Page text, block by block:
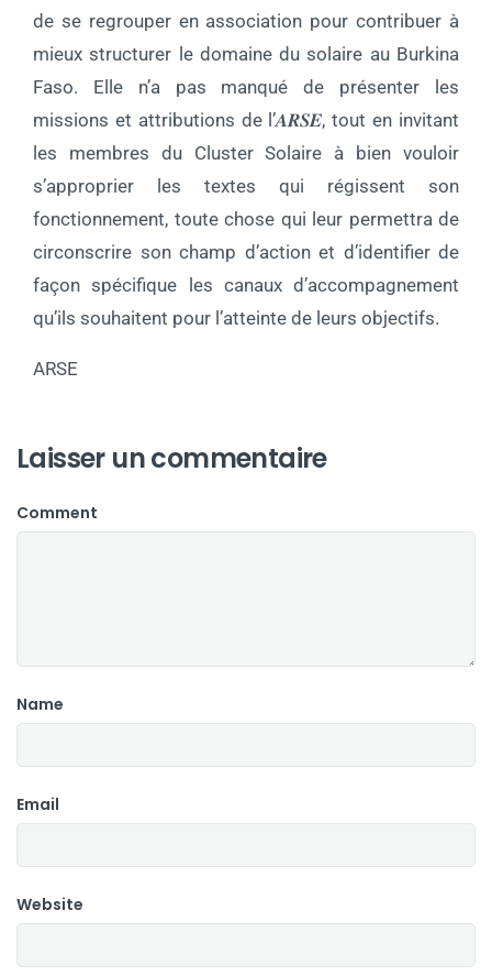
de se regrouper en association pour contribuer à
mieux structurer le domaine du solaire au Burkina
Faso. Elle n’a pas manqué de présenter les
missions et attributions de l’𝑨𝑹𝑺𝑬, tout en invitant
les membres du Cluster Solaire à bien vouloir
s’approprier les textes qui régissent son
fonctionnement, toute chose qui leur permettra de
circonscrire son champ d’action et d’identifier de
façon spécifique les canaux d’accompagnement
qu’ils souhaitent pour l’atteinte de leurs objectifs.
ARSE
Laisser un commentaire
Comment
Name
Email
Website